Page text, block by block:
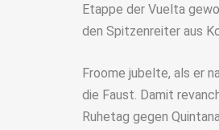
Etappe der Vuelta
den Spitzenreiter aus
Froome jubelte, als er
die Faust. Damit
Ruhetag gegen